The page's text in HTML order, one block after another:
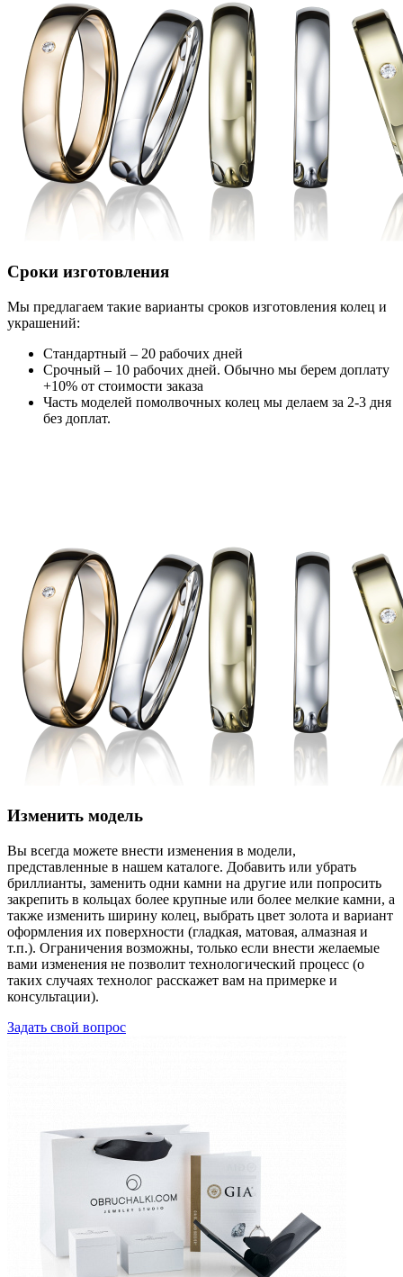
Сроки изготовления
Мы предлагаем такие варианты сроков изготовления колец и
украшений:
Стандартный – 20 рабочих дней
Срочный – 10 рабочих дней. Обычно мы берем доплату
+10% от стоимости заказа
Часть моделей помолвочных колец мы делаем за 2-3 дня
без доплат.
Изменить модель
Вы всегда можете внести изменения в модели,
представленные в нашем каталоге. Добавить или убрать
бриллианты, заменить одни камни на другие или попросить
закрепить в кольцах более крупные или более мелкие камни, а
также изменить ширину колец, выбрать цвет золота и вариант
оформления их поверхности (гладкая, матовая, алмазная и
т.п.). Ограничения возможны, только если внести желаемые
вами изменения не позволит технологический процесс (о
таких случаях технолог расскажет вам на примерке и
консультации).
Задать свой вопрос